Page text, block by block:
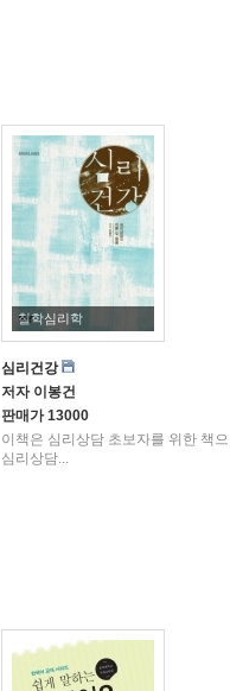
철학심리학
심리건강
저자이봉건
판매가13000
이책은 심리상담 초보자를 위한 책
심리상담...